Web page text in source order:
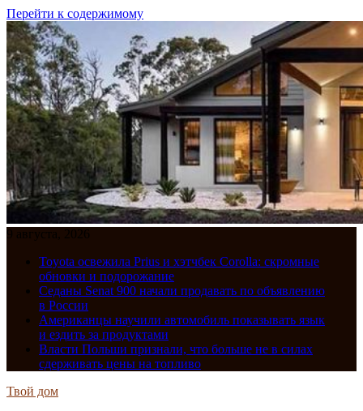
Перейти к содержимому
9 августа, 2026
Toyota освежила Prius и хэтчбек Corolla: скромные
обновки и подорожание
Седаны Senat 900 начали продавать по объявлению
в России
Американцы научили автомобиль показывать язык
и ездить за продуктами
Власти Польши признали, что больше не в силах
сдерживать цены на топливо
Твой дом